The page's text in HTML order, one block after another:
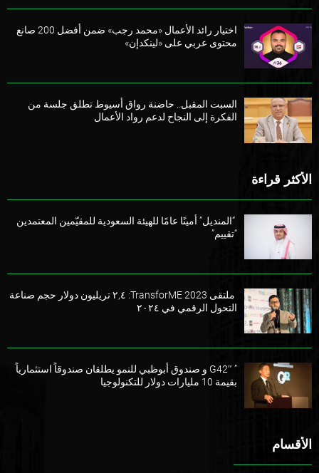
اختيار رائد الأعمال «محمد رجب» ضمن أفضل 200 صانع
محتوى عربي على «لينكدإن»
السبت المقبل.. حاضنة رواق أسيوط تطلق جلسة من
الفكرة إلى النجاح لدعم رواد الأعمال
الأكثر قراءة
“المنديل” أمينًا عامًا للهيئة السعودية للمقيّمين المعتمدين
“تقييم”
ملتقى TransforME 2023: ٢,٤ تريليون دولار حجم صناعة
التحول الرقمي في ٢٠٢٤
” G42″ و صندوق أبوظبي للنمو يطلقان صندوقاً استثمارياً
بقيمة 10 مليارات دولار للتكنولوجيا
الأقسام